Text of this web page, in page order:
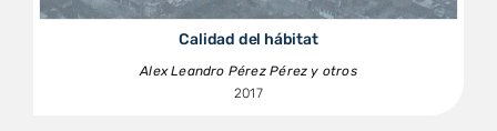
Calidad del hábitat
Alex Leandro Pérez Pérez y otros
2017